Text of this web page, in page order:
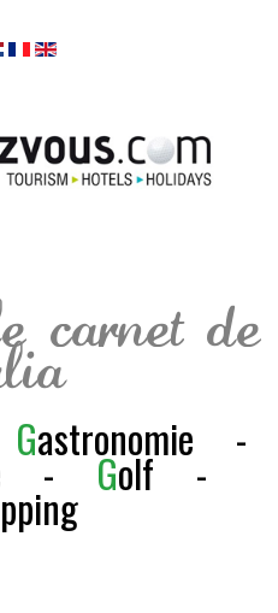
carnet de
Gastronomie -
-Golf-